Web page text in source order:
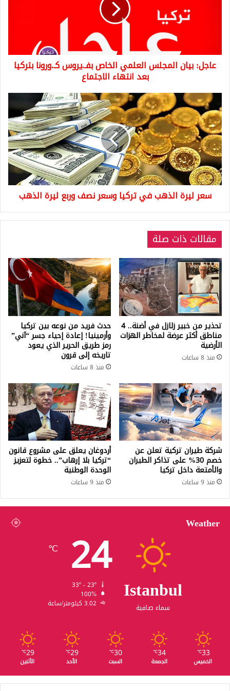
بعد
انتهاء
الاجتماع
عاجل: بيان المجلس العلمي الخاص بفـ.يروس كـ.ورونا بتركيا
بعد انتهاء الاجتماع
سعر
ليرة
الذهب
في
تركيا
وسعر
نصف
وربع
ليرة
الذهب
سعر ليرة الذهب في تركيا وسعر نصف وربع ليرة الذهب
مقالات ذات صلة
تحذير من خبير زلازل في أضنة.. 4
مناطق أكثر عرضة لمخاطر الهزات
الأرضية
منذ 8 ساعات
حدث فريد من نوعه بين تركيا
وأرمينيا! إعادة إحياء جسر “آني”
رمز طريق الحرير الذي يعود
تاريخه إلى قرون
منذ 8 ساعات
شركة طيران تركية تعلن عن
خصم 30% على تذاكر الطيران
والأمتعة داخل تركيا
منذ 9 ساعات
أردوغان يعلق على مشروع قانون
“تركيا بلا إرهاب”.. خطوة لتعزيز
الوحدة الوطنية
منذ 9 ساعات
Weather
Istanbul
سماء صافية
24
℃
100%
3.02 كيلومتر/ساعة
33
℃
الخميس
34
℃
الجمعة
30
℃
السبت
29
℃
الأحد
29
℃
الأثنين